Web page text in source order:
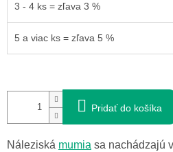
3 - 4 ks = zľava 3 %
5 a viac ks = zľava 5 %
Pridať do košíka
Náleziská mumia sa nachádzajú